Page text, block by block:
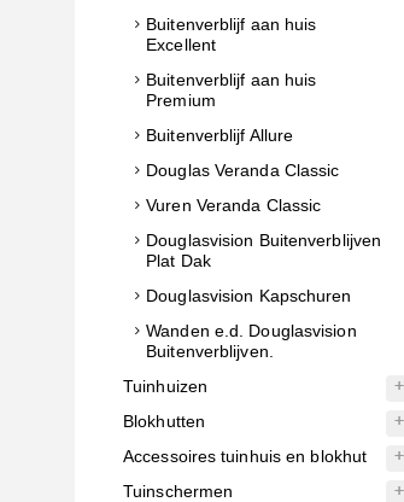
Buitenverblijf aan huis
Excellent
Buitenverblijf aan huis
Premium
Buitenverblijf Allure
Douglas Veranda Classic
Vuren Veranda Classic
Douglasvision Buitenverblijven
Plat Dak
Douglasvision Kapschuren
Wanden e.d. Douglasvision
Buitenverblijven.
Tuinhuizen
Blokhutten
Accessoires tuinhuis en blokhut
Tuinschermen